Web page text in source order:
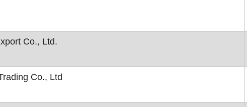
Co., Ltd.
Co., Ltd